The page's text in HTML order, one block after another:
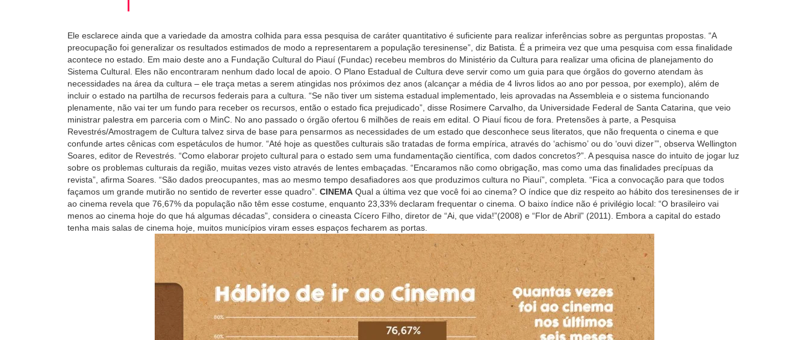
Ele esclarece ainda que a variedade da amostra colhida para essa pesquisa de caráter quantitativo é suficiente para realizar inferências sobre as perguntas propostas. “A
preocupação foi generalizar os resultados estimados de modo a representarem a população teresinense”, diz Batista. É a primeira vez que uma pesquisa com essa finalidade
acontece no estado. Em maio deste ano a Fundação Cultural do Piauí (Fundac) recebeu membros do Ministério da Cultura para realizar uma oficina de planejamento do
Sistema Cultural. Eles não encontraram nenhum dado local de apoio. O Plano Estadual de Cultura deve servir como um guia para que órgãos do governo atendam às
necessidades na área da cultura – ele traça metas a serem atingidas nos próximos dez anos (alcançar a média de 4 livros lidos ao ano por pessoa, por exemplo), além de
incluir o estado na partilha de recursos federais para a cultura. “Se não tiver um sistema estadual implementado, leis aprovadas na Assembleia e o sistema funcionando
plenamente, não vai ter um fundo para receber os recursos, então o estado fica prejudicado”, disse Rosimere Carvalho, da Universidade Federal de Santa Catarina, que veio
ministrar palestra em parceria com o MinC. No ano passado o órgão ofertou 6 milhões de reais em edital. O Piauí ficou de fora. Pretensões à parte, a Pesquisa
Revestrés/Amostragem de Cultura talvez sirva de base para pensarmos as necessidades de um estado que desconhece seus literatos, que não frequenta o cinema e que
confunde artes cênicas com espetáculos de humor. “Até hoje as questões culturais são tratadas de forma empírica, através do ‘achismo’ ou do ‘ouvi dizer’”, observa Wellington
Soares, editor de Revestrés. “Como elaborar projeto cultural para o estado sem uma fundamentação científica, com dados concretos?”. A pesquisa nasce do intuito de jogar luz
sobre os problemas culturais da região, muitas vezes visto através de lentes embaçadas. “Encaramos não como obrigação, mas como uma das finalidades precípuas da
revista”, afirma Soares. “São dados preocupantes, mas ao mesmo tempo desafiadores aos que produzimos cultura no Piauí”, completa. “Fica a convocação para que todos
façamos um grande mutirão no sentido de reverter esse quadro”. CINEMA Qual a última vez que você foi ao cinema? O índice que diz respeito ao hábito dos teresinenses de ir
ao cinema revela que 76,67% da população não têm esse costume, enquanto 23,33% declaram frequentar o cinema. O baixo índice não é privilégio local: “O brasileiro vai
menos ao cinema hoje do que há algumas décadas”, considera o cineasta Cícero Filho, diretor de “Ai, que vida!”(2008) e “Flor de Abril” (2011). Embora a capital do estado
tenha mais salas de cinema hoje, muitos municípios viram esses espaços fecharem as portas.